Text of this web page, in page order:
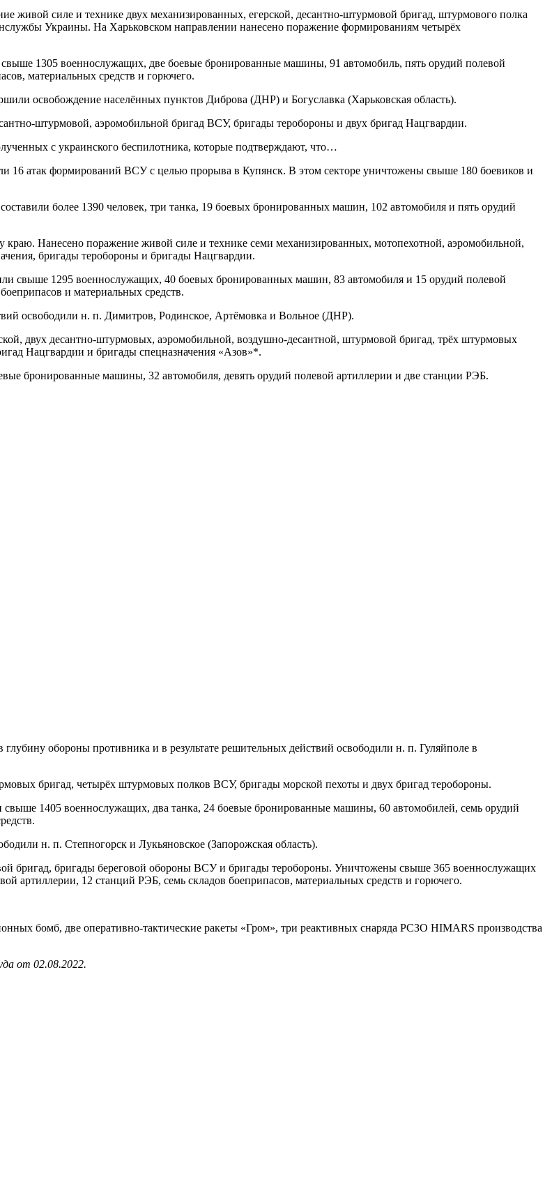
живой силе и технике двух механизированных, егерской, десантно-штурмовой бригад, штурмового полка
Украины. На Харьковском направлении нанесено поражение формированиям четырёх
1305 военнослужащих, две боевые бронированные машины, 91 автомобиль, пять орудий полевой
материальных средств и горючего.
освобождение населённых пунктов Диброва (ДНР) и Богуславка (Харьковская область).
штурмовой, аэромобильной бригад ВСУ, бригады теробороны и двух бригад Нацгвардии.
с украинского беспилотника, которые подтверждают, что…
16 атак формирований ВСУ с целью прорыва в Купянск. В этом секторе уничтожены свыше 180 боевиков и
более 1390 человек, три танка, 19 боевых бронированных машин, 102 автомобиля и пять орудий
Нанесено поражение живой силе и технике семи механизированных, мотопехотной, аэромобильной,
бригады теробороны и бригады Нацгвардии.
свыше 1295 военнослужащих, 40 боевых бронированных машин, 83 автомобиля и 15 орудий полевой
и материальных средств.
освободили н. п. Димитров, Родинское, Артёмовка и Вольное (ДНР).
двух десантно-штурмовых, аэромобильной, воздушно-десантной, штурмовой бригад, трёх штурмовых
Нацгвардии и бригады спецназначения «Азов»*.
бронированные машины, 32 автомобиля, девять орудий полевой артиллерии и две станции РЭБ.
обороны противника и в результате решительных действий освободили н. п. Гуляйполе в
бригад, четырёх штурмовых полков ВСУ, бригады морской пехоты и двух бригад теробороны.
1405 военнослужащих, два танка, 24 боевые бронированные машины, 60 автомобилей, семь орудий
н. п. Степногорск и Лукьяновское (Запорожская область).
бригад, бригады береговой обороны ВСУ и бригады теробороны. Уничтожены свыше 365 военнослужащих
12 станций РЭБ, семь складов боеприпасов, материальных средств и горючего.
бомб, две оперативно-тактические ракеты «Гром», три реактивных снаряда РСЗО HIMARS производства
от 02.08.2022.